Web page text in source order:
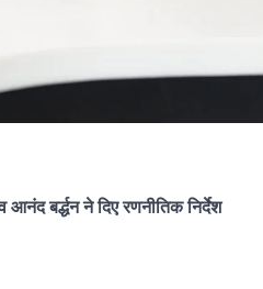
बर्द्धन ने दिए रणनीतिक निर्देश